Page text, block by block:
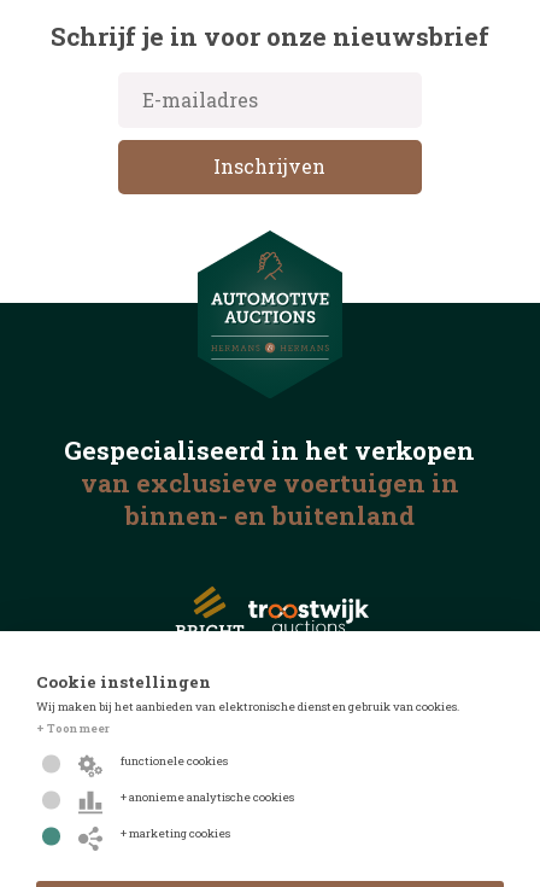
Schrijf je in voor onze nieuwsbrief
Gespecialiseerd in het verkopen
van exclusieve voertuigen in
binnen- en buitenland
© 2026 Automotive Auctions
Cookie instellingen
Wij maken bij het aanbieden van elektronische diensten gebruik van cookies.
+ Toon meer
functionele cookies
+ anonieme analytische cookies
+ marketing cookies